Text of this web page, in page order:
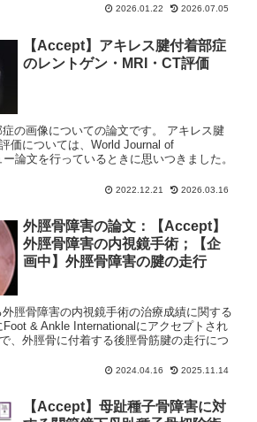
2026.01.22 2026.07.05
【Accept】アキレス腱付着部症
のレントゲン・MRI・CT評価
の画像についての論文です。 アキレス腱
価については、World Journal of
論文を行っているときに思いつきました。
2022.12.21 2026.03.16
外脛骨障害の論文：【Accept】
外脛骨障害の内視鏡手術；【企
画中】外脛骨障害の腱の走行
脛骨障害の内視鏡手術の治療成績に関する
Foot & Ankle Internationalにアクセプトされ
、外脛骨に付着する後脛骨筋腱の走行につ
2024.04.16 2025.11.14
【Accept】母趾種子骨障害に対